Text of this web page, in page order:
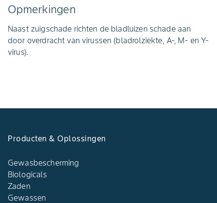
Opmerkingen
Naast zuigschade richten de bladluizen schade aan
door overdracht van virussen (bladrolziekte, A-, M- en Y-
virus).
Producten & Oplossingen
Gewasbescherming
Biologicals
Zaden
Gewassen